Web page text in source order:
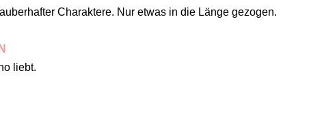
Charaktere. Nur etwas in die Länge gezogen.
liebt.